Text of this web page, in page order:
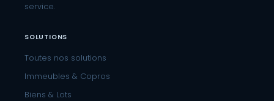
service.
SOLUTIONS
Toutes nos solutions
Immeubles & Copros
Biens & Lots